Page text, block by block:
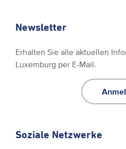
Newsletter
Erhalten Sie alle aktuellen
Luxemburg per E-Mail.
Soziale Netzwerke